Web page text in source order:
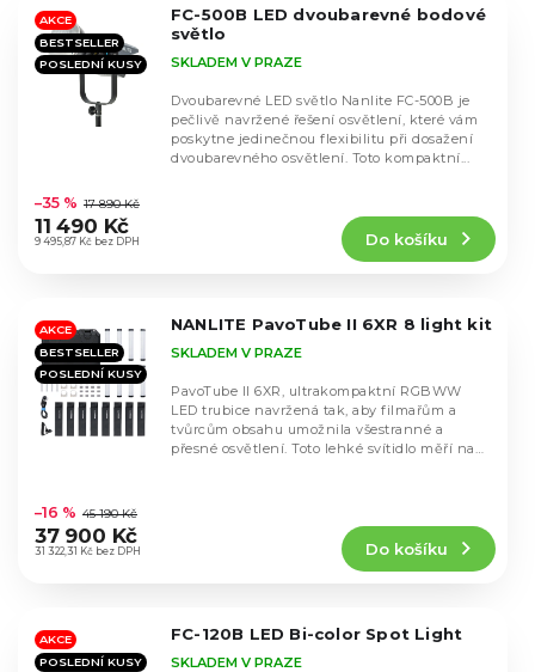
hvězdiček.
AKCE
BESTSELLER
POSLEDNÍ KUSY
FC-500B LED dvoubarevné bodové
světlo
hodnocení
produktu
je
hvězdiček.
SKLADEM V PRAZE
9 495,87 Kč bez DPH
–35 % 17 890 Kč
11 490 Kč
Do košíku
Dvoubarevné LED světlo Nanlite FC-500B je
pečlivě navržené řešení osvětlení, které vám
poskytne jedinečnou flexibilitu při dosažení
dvoubarevného osvětlení. Toto kompaktní...
AKCE
BESTSELLER
POSLEDNÍ KUSY
NANLITE PavoTube II 6XR 8 light kit
hodnocení
produktu
je
hvězdiček.
SKLADEM V PRAZE
31 322,31 Kč bez DPH
–16 % 45 190 Kč
37 900 Kč
Do košíku
PavoTube II 6XR, ultrakompaktní RGBWW
LED trubice navržená tak, aby filmařům a
tvůrcům obsahu umožnila všestranné a
přesné osvětlení. Toto lehké svítidlo měří na
AKCE
POSLEDNÍ KUSY
FC-120B LED Bi-color Spot Light
SKLADEM V PRAZE